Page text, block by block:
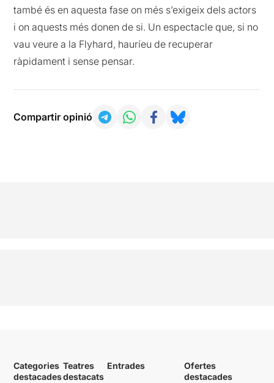
també és en aquesta fase on més s’exigeix dels actors
i on aquests més donen de si. Un espectacle que, si no
vau veure a la Flyhard, hauríeu de recuperar
ràpidament i sense pensar.
Compartir opinió
Categories
destacades
Teatres
destacats
Entrades
Ofertes
destacades